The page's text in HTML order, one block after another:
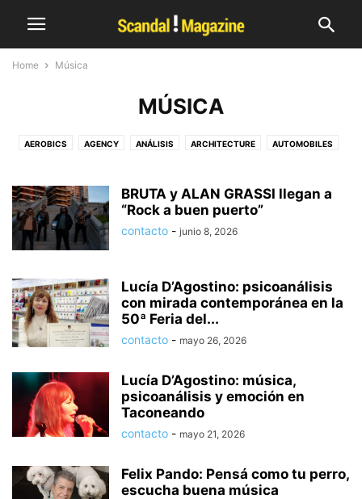
Home Música
MÚSICA
AEROBICS AGENCY ANÁLISIS ARCHITECTURE AUTOMOBILES
CELEBS CLOTHS
COOKING COSMETICS & BEAUTY CRYPTOCURRENCY
EDITORIAL ELECTRONICS ENTERTAINMENT
FASHION FASHION TRENDS
INDUSTRY INTERIOR DESIGN LIFE LIFESTYLE LITERATURA
LUXERY CARS MAR DEL PLATA MASSAGE MEDICAL MISTERIO
MOM CARE MOTIVATION
PHOTOGRAPHY POLITICS RACING RECIPE RELATIONSHIPS
RESTAURANT RUNNING SCANDAL SCATTERING SCIENCE
SHOPPING SKATES SKIN CARE SOCIAL
SOCIAL MEDIA SPASALON SPORTS STYLE
WEDDING WEIRD WILDLIFE WORLD YOGA
BRUTA y ALAN GRASSI llegan a
“Rock a buen puerto”
contacto - junio 8, 2026
Lucía D’Agostino: psicoanálisis
con mirada contemporánea en la
50ª Feria del...
contacto - mayo 26, 2026
Lucía D’Agostino: música,
psicoanálisis y emoción en
Taconeando
contacto - mayo 21, 2026
Felix Pando: Pensá como tu perro,
escucha buena música